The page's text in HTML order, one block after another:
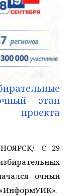
этап
проекта
. С 29
очный
«ИнформУИК».